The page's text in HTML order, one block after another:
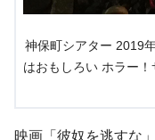
神保町シアター 2019
はおもしろい ホラー
映画「彼奴を逃すな」